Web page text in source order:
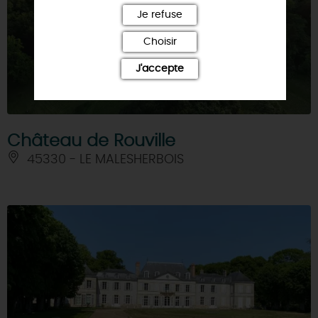
Château de Rouville
45330 - LE MALESHERBOIS
Je refuse
Choisir
J'accepte